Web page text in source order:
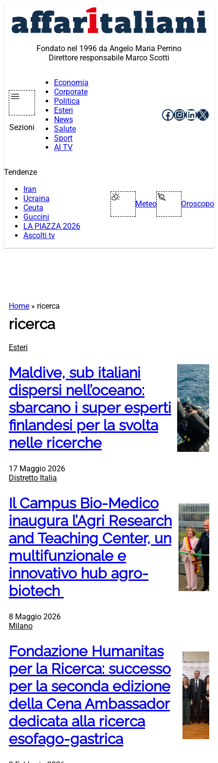
contenuto
Fondato nel 1996 da Angelo Maria Perrino
Direttore responsabile Marco Scotti
Sezioni
Economia
Corporate
Politica
Esteri
News
Salute
Sport
AI TV
Facebook
X
Tendenze
Iran
Ucraina
Ceuta
Guccini
LA PIAZZA 2026
Ascolti tv
Meteo Oroscopo
Home » ricerca
ricerca
Esteri
Maldive, sub italiani
dispersi nell’oceano:
sbarcano i super esperti
finlandesi per la svolta
nelle ricerche
17 Maggio 2026
Distretto Italia
Il Campus Bio-Medico
inaugura l’Agri Research
and Teaching Center, un
multifunzionale e
innovativo hub agro-
biotech
8 Maggio 2026
Milano
Fondazione Humanitas
per la Ricerca: successo
per la seconda edizione
della Cena Ambassador
dedicata alla ricerca
esofago-gastrica